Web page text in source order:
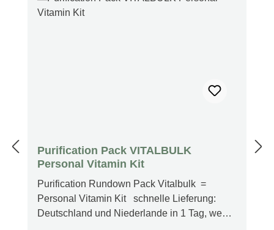
Purification Pack VITALBULK
Personal Vitamin Kit
Purification Rundown Pack Vitalbulk =
Personal Vitamin Kit schnelle Lieferung:
Deutschland und Niederlande in 1 Tag, wenn